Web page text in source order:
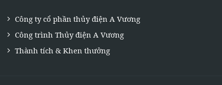
Công ty cổ phần thủy điện A Vương
Công trình Thủy điện A Vương
Thành tích & Khen thưởng